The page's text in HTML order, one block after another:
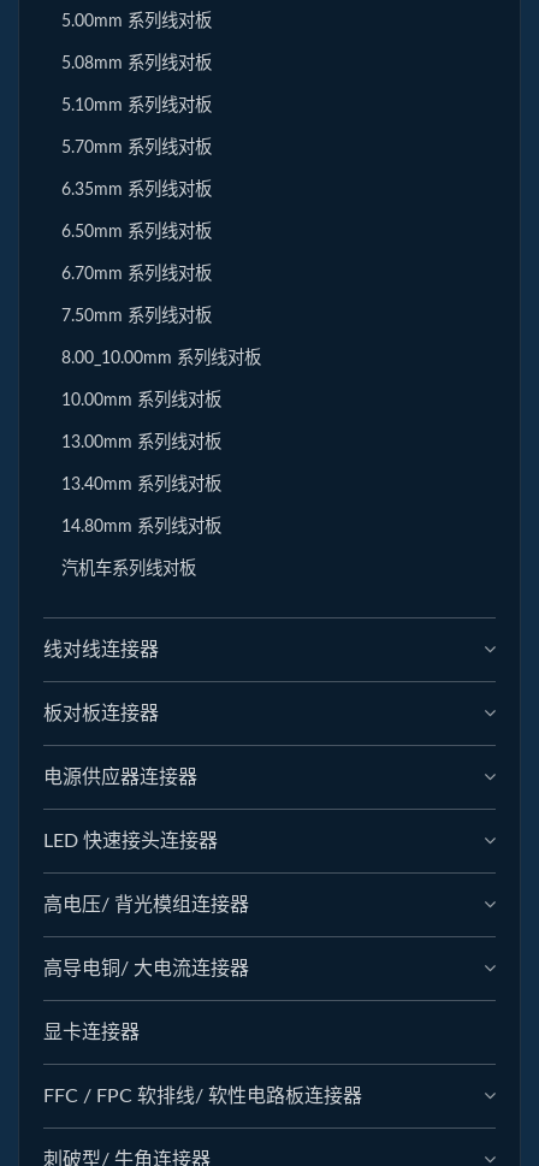
5.00mm 系列线对板
5.08mm 系列线对板
5.10mm 系列线对板
5.70mm 系列线对板
6.35mm 系列线对板
6.50mm 系列线对板
6.70mm 系列线对板
7.50mm 系列线对板
8.00_10.00mm 系列线对板
10.00mm 系列线对板
13.00mm 系列线对板
13.40mm 系列线对板
14.80mm 系列线对板
汽机车系列线对板
线对线连接器
板对板连接器
电源供应器连接器
LED 快速接头连接器
高电压/ 背光模组连接器
高导电铜/ 大电流连接器
显卡连接器
FFC / FPC 软排线/ 软性电路板连接器
刺破型/ 牛角连接器